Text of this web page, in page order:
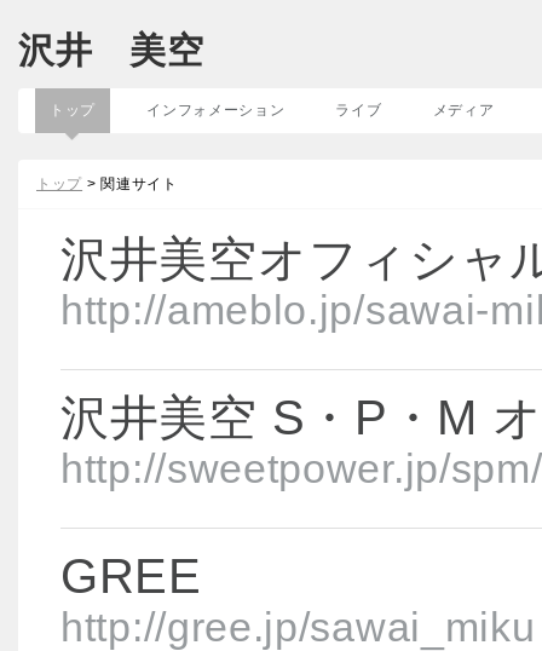
沢井 美空
トップ インフォメーション ライブ メディア
トップ > 関連サイト
沢井美空オフィシャ
http://ameblo.jp/sawai-
沢井美空 S・P・M
http://sweetpower.jp/
GREE
http://gree.jp/sawai_miku